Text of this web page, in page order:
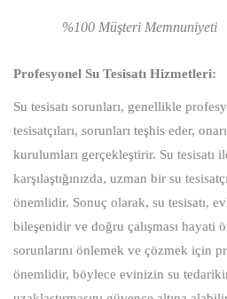
%100 Müşteri Memnuniyeti
Profesyonel Su Tesisatı Hizmetleri:
Su tesisatı sorunları, genellikle
tesisatçıları, sorunları teşhis eder,
kurulumları gerçekleştirir. Su tesisatı
karşılaştığınızda, uzman bir su
önemlidir. Sonuç olarak, su tesisatı,
bileşenidir ve doğru çalışması hayati
sorunlarını önlemek ve çözmek için
önemlidir, böylece evinizin su